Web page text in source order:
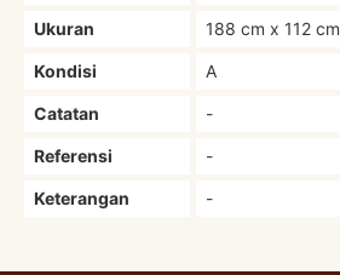
Ukuran 188 cm x 112 cm
Kondisi A
Catatan -
Referensi -
Keterangan -